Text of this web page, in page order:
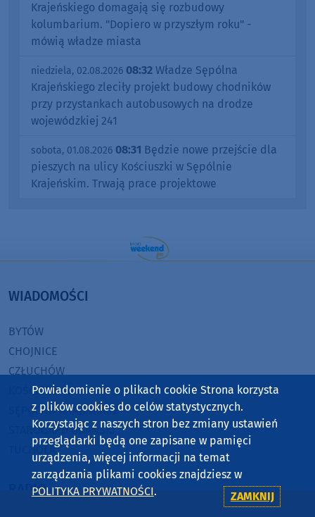
Krajeńskiego domagają się rozbudowy
kolumbarium. "Dopiero w przyszłym roku" -
mówią władze miasta
niedziela, 02.08.2026 08:32 Władze Sępólna
Krajeńskiego zleciły projekt budowy chodników
przy przystankach autobusowych na drodze
wojewódzkiej 241
sobota, 01.08.2026 08:31 Będzie nowe przejście dla
pieszych na ulicy Kościuszki w Sępólnie
Krajeńskim. Trwają prace projektowe
WIADOMOŚCI
BYTÓW
CHOJNICE
CZŁUCHÓW
KOŚCIERZYNA
SĘPÓLNO KRAJEŃSKIE
STAROGARD GDAŃSKI
TUCHOLA
RADIO
Powiadomienie o plikach cookie Strona korzysta
z plików cookies do celów statystycznych.
Korzystając z naszych stron bez zmiany ustawień
przeglądarki będą one zapisane w pamięci
urządzenia, więcej informacji na temat
zarządzania plikami cookies znajdziesz w
POLITYKA PRYWATNOŚCI. ZAMKNIJ